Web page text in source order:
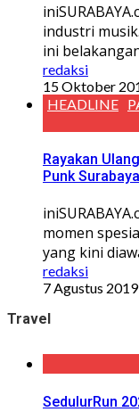
industri
ini
redaksi
15 Oktober
HEADLINE
Rayakan
Punk
momen
yang kini
redaksi
7 Agustus
Travel
SedulurRun